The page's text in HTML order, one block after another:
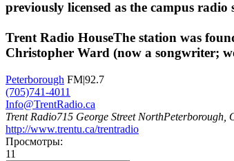
previously licensed as the campus
Trent Radio HouseThe station was
Christopher Ward (now a songwriter;
Peterborough FM|92.7
(705)741-4011
Info@TrentRadio.ca
Trent Radio715 George Street
http://www.trentu.ca/trentradio
Просмотры:
11